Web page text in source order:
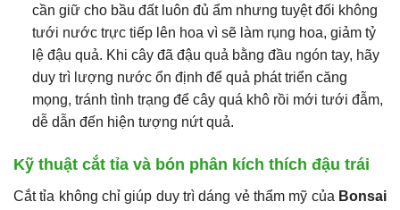
cần giữ cho bầu đất luôn đủ ẩm nhưng tuyệt đối không
tưới nước trực tiếp lên hoa vì sẽ làm rụng hoa, giảm tỷ
lệ đậu quả. Khi cây đã đậu quả bằng đầu ngón tay, hãy
duy trì lượng nước ổn định để quả phát triển căng
mọng, tránh tình trạng để cây quá khô rồi mới tưới đẫm,
dễ dẫn đến hiện tượng nứt quả.
Kỹ thuật cắt tỉa và bón phân kích thích đậu trái
Cắt tỉa không chỉ giúp duy trì dáng vẻ thẩm mỹ của Bonsai